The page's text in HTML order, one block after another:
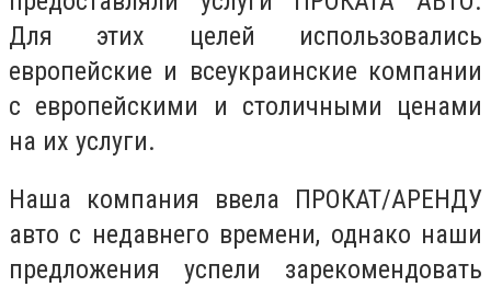
Для этих целей использовались
европейские и всеукраинские компании
с европейскими и столичными ценами
на их услуги.
Наша компания ввела ПРОКАТ/АРЕНДУ
авто с недавнего времени, однако наши
предложения успели зарекомендовать